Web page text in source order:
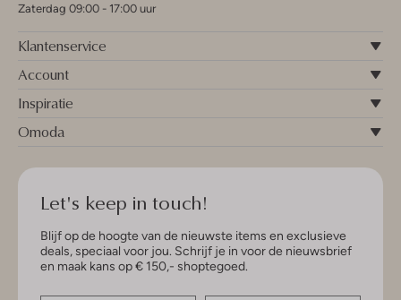
Zaterdag 09:00 - 17:00 uur
Klantenservice
Account
Inspiratie
Omoda
Let's keep in touch!
Blijf op de hoogte van de nieuwste items en exclusieve
deals, speciaal voor jou. Schrijf je in voor de nieuwsbrief
en maak kans op € 150,- shoptegoed.